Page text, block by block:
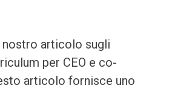
nostro articolo sugli
per CEO e co-
articolo fornisce uno